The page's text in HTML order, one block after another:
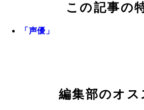
この記事の
「声優」
編集部のオス